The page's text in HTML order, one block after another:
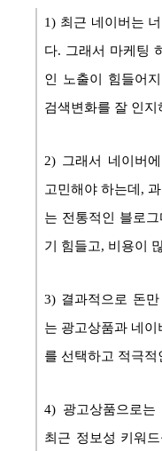
1) 최근 네이버는
다. 그래서 마케팅
인 노출이 힘들어
검색변화를 잘 인지
2) 그래서 네이버
고민해야 하는데,
는 전통적인 블로
기 힘들고, 비용이
3) 결과적으로 돈
는 광고상품과 네
를 선택하고 적극
4) 광고상품으로
최근 정보성 키워